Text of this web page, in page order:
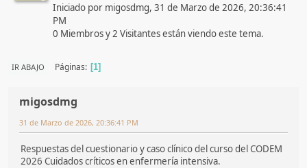
Iniciado por migosdmg, 31 de Marzo de 2026, 20:36:41
PM
0 Miembros y 2 Visitantes están viendo este tema.
IR ABAJO Páginas 1
migosdmg
31 de Marzo de 2026, 20:36:41 PM
Respuestas del cuestionario y caso clínico del curso del CODEM
2026 Cuidados críticos en enfermería intensiva.